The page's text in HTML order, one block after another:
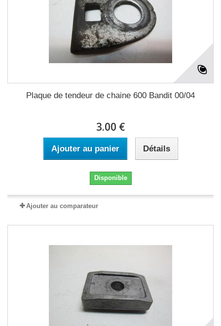
Plaque de tendeur de chaine 600 Bandit 00/04
3.00 €
Ajouter au panier Détails
Disponible
Ajouter au comparateur